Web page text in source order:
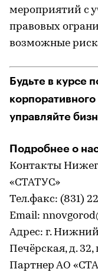
мероприятий с
правовых
возможные
Будьте в курсе
управляйте
Подробнее о
Контакты
«СТАТУС»
Тел.факс: (831)
Email:
Адрес: г.
Печёрская, д.
Партнер АО